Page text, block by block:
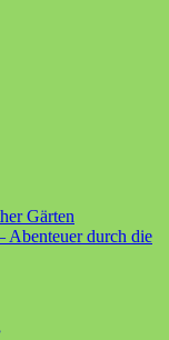
Gärten
Abenteuer durch die